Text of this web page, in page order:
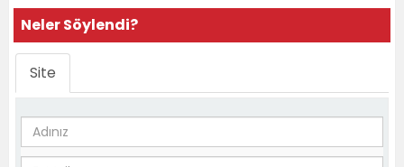
Neler Söylendi?
Site